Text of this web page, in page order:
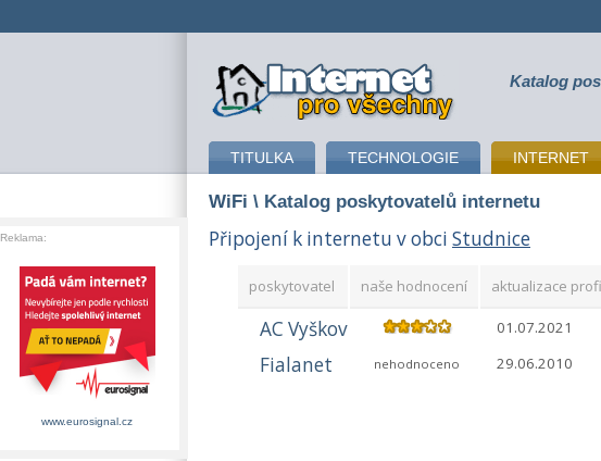
připojení k internetu Katalog
TITULKA TECHNOLOGIE INTERNET
WiFi \ Katalog poskytovatelů internetu
Připojení k internetu v obci Studnice
poskytovatel naše hodnocení aktualizace
AC Vyškov 01.07.2021
Fialanet nehodnoceno 29.06.2010
Reklama:
www.eurosignal.cz